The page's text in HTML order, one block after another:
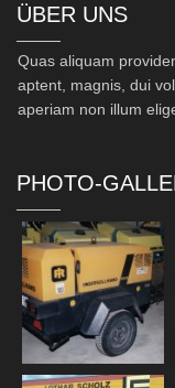
ÜBER UNS
Quas aliquam
aptent, magnis, dui
aperiam non illum
PHOTO-